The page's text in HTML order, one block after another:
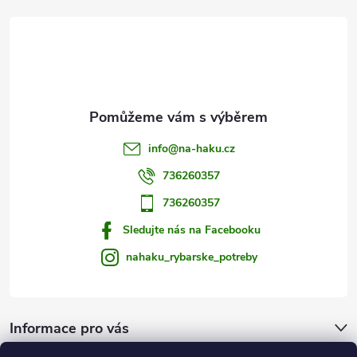
Informace pro vás
info@na-haku.cz
736260357
736260357
Sledujte nás na Facebooku
nahaku_rybarske_potreby